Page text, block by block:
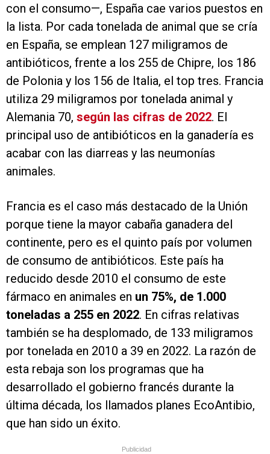
con el consumo—, España cae varios puestos en
la lista. Por cada tonelada de animal que se cría
en España, se emplean 127 miligramos de
antibióticos, frente a los 255 de Chipre, los 186
de Polonia y los 156 de Italia, el top tres. Francia
utiliza 29 miligramos por tonelada animal y
Alemania 70, según las cifras de 2022. El
principal uso de antibióticos en la ganadería es
acabar con las diarreas y las neumonías
animales.
Francia es el caso más destacado de la Unión
porque tiene la mayor cabaña ganadera del
continente, pero es el quinto país por volumen
de consumo de antibióticos. Este país ha
reducido desde 2010 el consumo de este
fármaco en animales en un 75%, de 1.000
toneladas a 255 en 2022. En cifras relativas
también se ha desplomado, de 133 miligramos
por tonelada en 2010 a 39 en 2022. La razón de
esta rebaja son los programas que ha
desarrollado el gobierno francés durante la
última década, los llamados planes EcoAntibio,
que han sido un éxito.
Publicidad